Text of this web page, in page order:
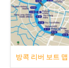
방콕 리버 보트 맵